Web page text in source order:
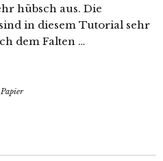
hübsch aus. Die
in diesem Tutorial sehr
dem Falten …
Papier